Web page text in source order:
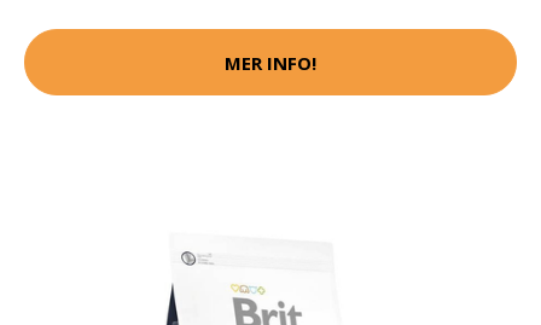
MER INFO!